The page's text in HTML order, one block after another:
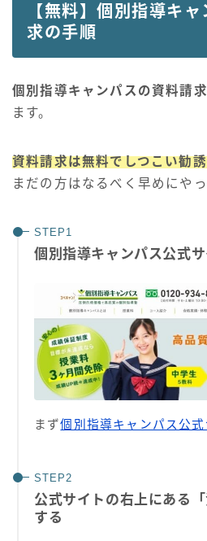
【無料】個別指導キ
求の手順
個別指導キャンパスの資料請
ます。
資料請求は無料でしつこい勧
まだの方はなるべく早めにや
個別指導キャンパス公式
まず個別指導キャンパス公式
公式サイトの右上にある
する